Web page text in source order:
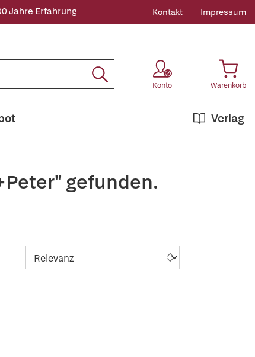
Jahre Erfahrung Kontakt Impressum
Konto Warenkorb
Verlag
gefunden.